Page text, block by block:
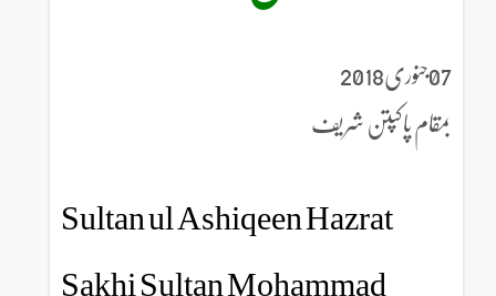
07جنوری2018
بمقام پاکپتن شریف
Sultan ul Ashiqeen Hazrat
Sakhi Sultan Mohammad